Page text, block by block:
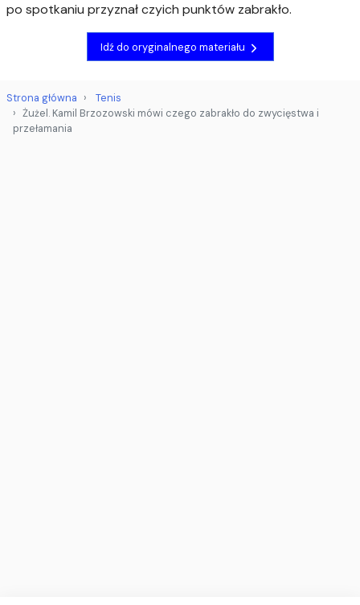
po spotkaniu przyznał czyich punktów zabrakło.
Idź do oryginalnego materiału
Strona główna
Tenis
Żużel. Kamil Brzozowski mówi czego zabrakło do zwycięstwa i
przełamania